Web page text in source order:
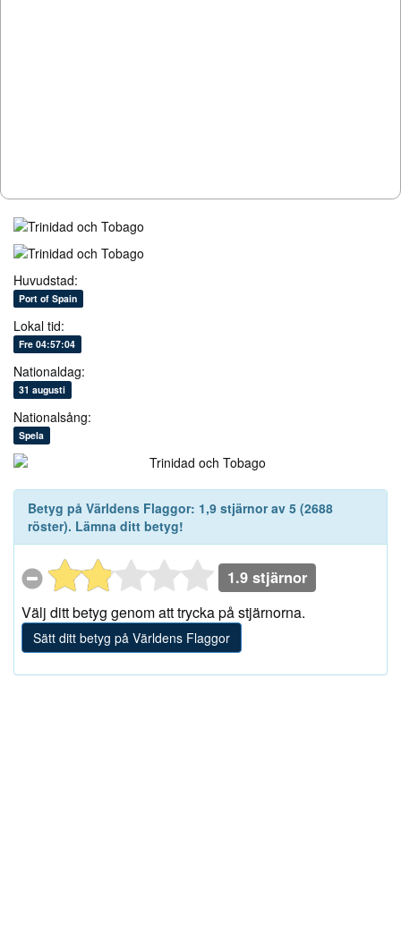
Huvudstad:
Port of Spain
Lokal tid:
Fre 04:57:04
Nationaldag:
31 augusti
Nationalsång:
Spela
Betyg på Världens Flaggor: 1,9 stjärnor av 5 (2688
röster). Lämna ditt betyg!
1.9 stjärnor
Välj ditt betyg genom att trycka på stjärnorna.
Sätt ditt betyg på Världens Flaggor